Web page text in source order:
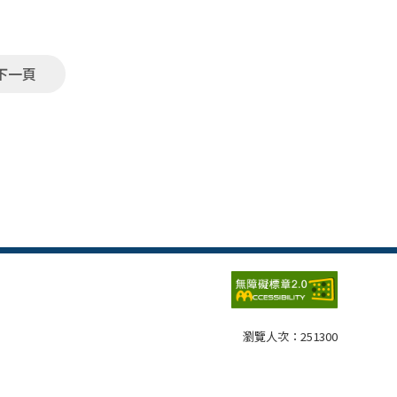
一頁
瀏覽人次： 251300